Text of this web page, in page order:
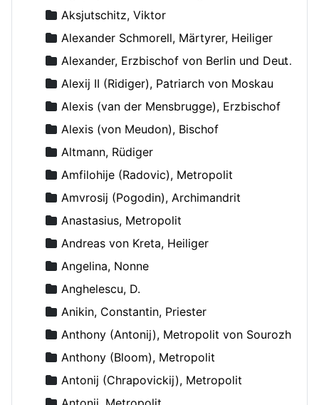
Aksjutschitz, Viktor
Alexander Schmorell, Märtyrer, Heiliger
Alexander, Erzbischof von Berlin und Deutschland
Alexij II (Ridiger), Patriarch von Moskau
Alexis (van der Mensbrugge), Erzbischof
Alexis (von Meudon), Bischof
Altmann, Rüdiger
Amfilohije (Radovic), Metropolit
Amvrosij (Pogodin), Archimandrit
Anastasius, Metropolit
Andreas von Kreta, Heiliger
Angelina, Nonne
Anghelescu, D.
Anikin, Constantin, Priester
Anthony (Antonij), Metropolit von Sourozh
Anthony (Bloom), Metropolit
Antonij (Chrapovickij), Metropolit